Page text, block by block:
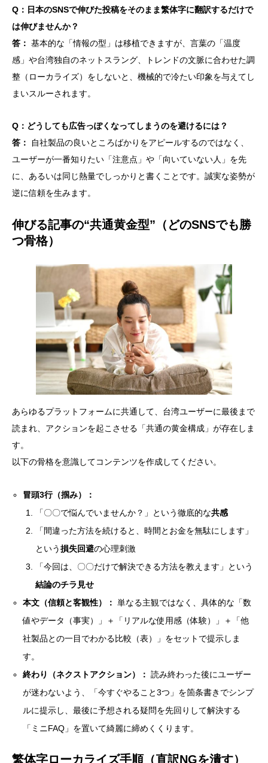
Q：日本のSNSで伸びた投稿をそのまま繁体字に翻訳するだけで
は伸びませんか？
答： 基本的な「情報の型」は移植できますが、言葉の「温度
感」や台湾独自のネットスラング、トレンドの文脈に合わせた調
整（ローカライズ）をしないと、機械的で冷たい印象を与えてし
まいスルーされます。
Q：どうしても広告っぽくなってしまうのを避けるには？
答：
自社製品の良いところばかりをアピールするのではなく、
ユーザーが一番知りたい「注意点」や「向いていない人」を先
に、あるいは同じ熱量でしっかりと書くことです。誠実な姿勢が
逆に信頼を生みます。
伸びる記事の“共通黄金型”（どのSNSでも勝
つ骨格）
あらゆるプラットフォームに共通して、台湾ユーザーに最後まで
読まれ、アクションを起こさせる「共通の黄金構成」が存在しま
す。
以下の骨格を意識してコンテンツを作成してください。
冒頭3行（掴み）：
「〇〇で悩んでいませんか？」という徹底的な共感
「間違った方法を続けると、時間とお金を無駄にします」
という損失回避の心理刺激
「今回は、〇〇だけで解決できる方法を教えます」という
結論のチラ見せ
本文（信頼と客観性）： 単なる主観ではなく、具体的な「数
値やデータ（事実）」＋「リアルな使用感（体験）」＋「他
社製品との一目でわかる比較（表）」をセットで提示しま
す。
終わり（ネクストアクション）： 読み終わった後にユーザー
が迷わないよう、「今すぐやること3つ」を箇条書きでシンプ
ルに提示し、最後に予想される疑問を先回りして解決する
「ミニFAQ」を置いて綺麗に締めくくります。
繁体字ローカライズ手順（直訳NGを潰す）